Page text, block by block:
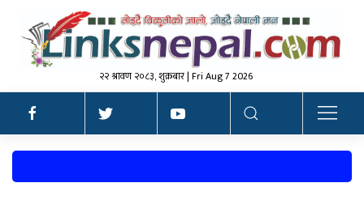
२२ श्रावण २०८३, शुक्रबार | Fri Aug 7 2026